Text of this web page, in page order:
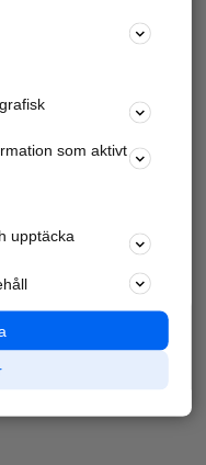
som aktivt
upptäcka